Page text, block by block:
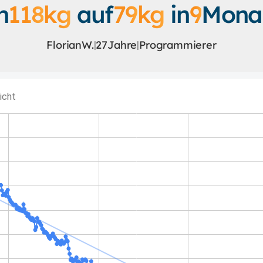
118kg auf79kg in9
FlorianW.|27Jahre|Programmierer